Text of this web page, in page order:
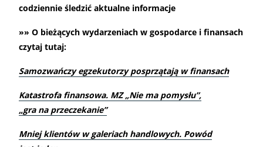
codziennie śledzić aktualne informacje
»» O bieżących wydarzeniach w gospodarce i finansach
czytaj tutaj:
Samozwańczy egzekutorzy posprzątają w finansach
Katastrofa finansowa. MZ „Nie ma pomysłu”,
„gra na przeczekanie”
Mniej klientów w galeriach handlowych. Powód